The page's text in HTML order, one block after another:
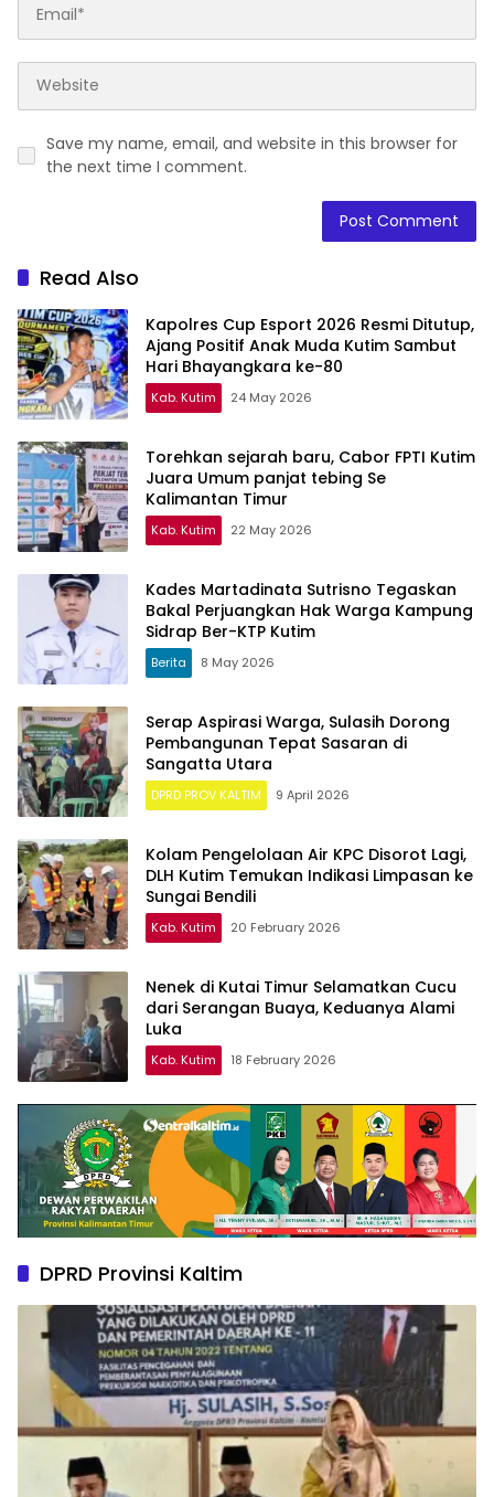
Save my name, email, and website in this browser for
the next time I comment.
Read Also
Kapolres Cup Esport 2026 Resmi Ditutup,
Ajang Positif Anak Muda Kutim Sambut
Hari Bhayangkara ke-80
Kab. Kutim 24 May 2026
Torehkan sejarah baru, Cabor FPTI Kutim
Juara Umum panjat tebing Se
Kalimantan Timur
Kab. Kutim 22 May 2026
Kades Martadinata Sutrisno Tegaskan
Bakal Perjuangkan Hak Warga Kampung
Sidrap Ber-KTP Kutim
Berita 8 May 2026
Serap Aspirasi Warga, Sulasih Dorong
Pembangunan Tepat Sasaran di
Sangatta Utara
DPRD PROV KALTIM 9 April 2026
Kolam Pengelolaan Air KPC Disorot Lagi,
DLH Kutim Temukan Indikasi Limpasan ke
Sungai Bendili
Kab. Kutim 20 February 2026
Nenek di Kutai Timur Selamatkan Cucu
dari Serangan Buaya, Keduanya Alami
Luka
Kab. Kutim 18 February 2026
DPRD Provinsi Kaltim